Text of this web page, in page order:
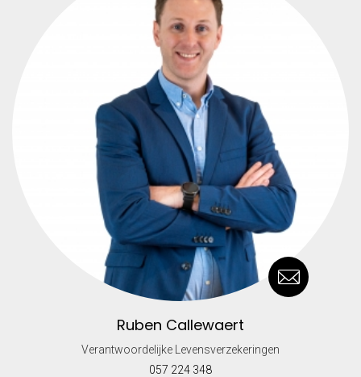
Ruben Callewaert
Verantwoordelijke Levensverzekeringen
057 224 348